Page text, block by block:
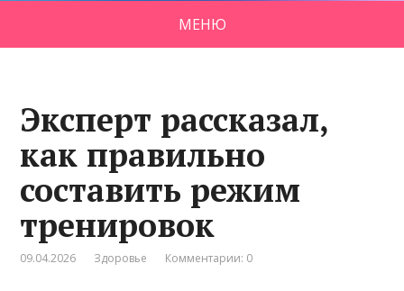
МЕНЮ
Эксперт рассказал,
как правильно
составить режим
тренировок
09.04.2026 Здоровье Комментарии: 0